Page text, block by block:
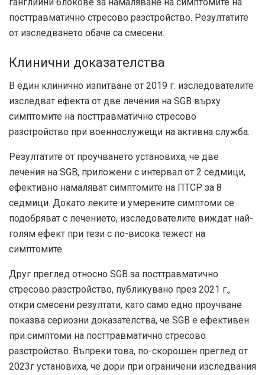
ганглийни блокове за намаляване на симптомите на
посттравматично стресово разстройство. Резултатите
от изследването обаче са смесени.
Клинични доказателства
В един клинично изпитване от 2019 г. изследователите
изследват ефекта от две лечения на SGB върху
симптомите на посттравматично стресово
разстройство при военнослужещи на активна служба.
Резултатите от проучването установиха, че две
лечения на SGB, приложени с интервал от 2 седмици,
ефективно намаляват симптомите на ПТСР за 8
седмици. Докато леките и умерените симптоми се
подобряват с лечението, изследователите виждат най-
голям ефект при тези с по-висока тежест на
симптомите.
Друг преглед относно SGB за посттравматично
стресово разстройство, публикувано през 2021 г.,
откри смесени резултати, като само едно проучване
показва сериозни доказателства, че SGB е ефективен
при симптоми на посттравматично стресово
разстройство. Въпреки това, по-скорошен преглед от
2023г установиха, че дори при ограничени изследвания